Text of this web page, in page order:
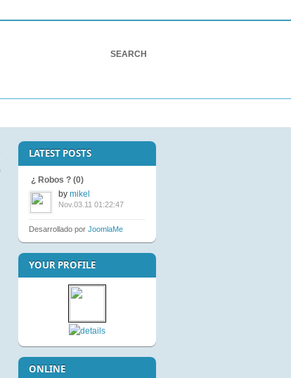
LATEST POSTS
¿ Robos ? (0)
bymikel
Nov.03.11 01:22:47
Desarrollado porJoomlaMe
YOUR PROFILE
Not Available to Guests
ONLINE